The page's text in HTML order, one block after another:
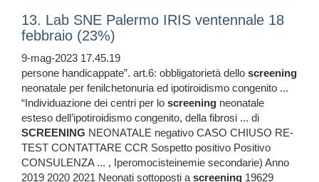
13. Lab SNE Palermo IRIS ventennale 18
febbraio (23%)
9-mag-2023 17.45.19
persone handicappate”. art.6: obbligatorietà dello screening
neonatale per fenilchetonuria ed ipotiroidismo congenito ...
“Individuazione dei centri per lo screening neonatale
esteso dell’ipotiroidismo congenito, della fibrosi ... di
SCREENING NEONATALE negativo CASO CHIUSO RE-
TEST CONTATTARE CCR Sospetto positivo Positivo
CONSULENZA ... , Iperomocisteinemie secondarie) Anno
2019 2020 2021 Neonati sottoposti ascreening 19629